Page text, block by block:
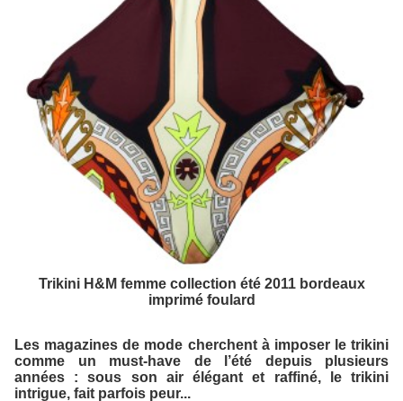
Trikini H&M femme collection été 2011 bordeaux
imprimé foulard
Les magazines de mode cherchent à imposer le trikini
comme un must-have de l’été depuis plusieurs
années : sous son air élégant et raffiné, le trikini
intrigue, fait parfois peur...